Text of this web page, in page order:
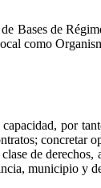
Bases de
como
por
de
municipio y